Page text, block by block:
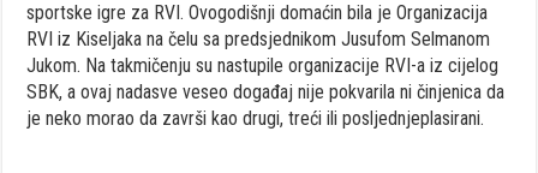
sportske igre za RVI. Ovogodišnji domaćin bila je Organizacija
RVI iz Kiseljaka na čelu sa predsjednikom Jusufom Selmanom
Jukom. Na takmičenju su nastupile organizacije RVI-a iz cijelog
SBK, a ovaj nadasve veseo događaj nije pokvarila ni činjenica da
je neko morao da završi kao drugi, treći ili posljednjeplasirani.